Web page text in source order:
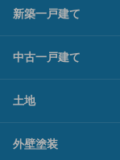
新築一戸建て
中古一戸建て
土地
外壁塗装